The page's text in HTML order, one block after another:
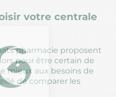
votre centrale
pharmacie proposent
pour être certain de
mieux aux besoins de
de comparer les